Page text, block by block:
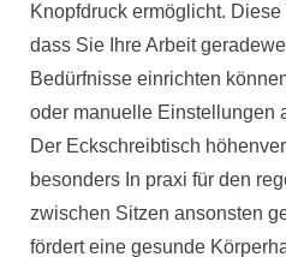
Knopfdruck ermöglicht.
dass Sie Ihre Arbeit
Bedürfnisse einrichten
oder manuelle Einstellungen
Der Eckschreibtisch
besonders In praxi für den
zwischen Sitzen ansonsten
fördert eine gesunde